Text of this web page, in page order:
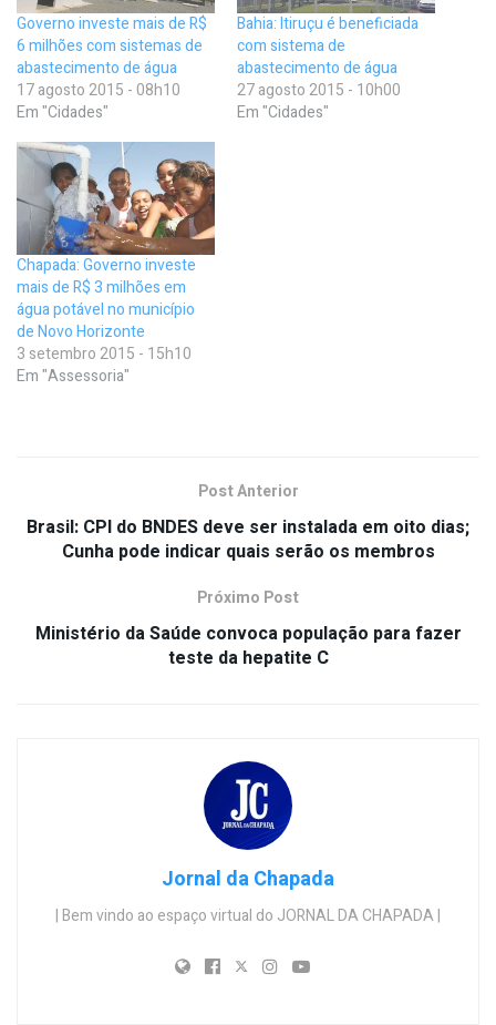
Governo investe mais de R$
6 milhões com sistemas de
abastecimento de água
17 agosto 2015 - 08h10
Em "Cidades"
Bahia: Itiruçu é beneficiada
com sistema de
abastecimento de água
27 agosto 2015 - 10h00
Em "Cidades"
Chapada: Governo investe
mais de R$ 3 milhões em
água potável no município
de Novo Horizonte
3 setembro 2015 - 15h10
Em "Assessoria"
Post Anterior
Brasil: CPI do BNDES deve ser instalada em oito dias;
Cunha pode indicar quais serão os membros
Próximo Post
Ministério da Saúde convoca população para fazer
teste da hepatite C
Jornal da Chapada
| Bem vindo ao espaço virtual do JORNAL DA CHAPADA |